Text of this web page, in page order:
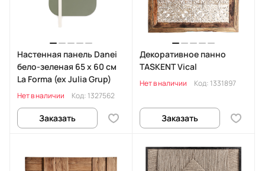
Настенная панель Danei
бело-зеленая 65 x 60 см
La Forma (ex Julia Grup)
Нет в наличии Код: 1327562
Заказать
Декоративное панно
TASKENT Vical
Нет в наличии Код: 1331897
Заказать